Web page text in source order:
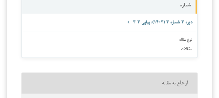
شماره
دوره ۳ شماره ۳ (۱۴۰۳): پیاپی ۳-۳
نوع مقاله
مقالات
ارجاع به مقاله